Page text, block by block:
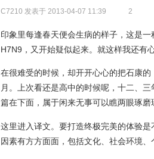
C7210 发表于 2013-04-07 11:39 2
印象里每逢春天便会生病的样子，这是
H7N9，又开始疑似起来。就这样我还有
在很难受的时候，却开开心心的把石康
月。上次看还是高中的时候呢，十二、
篇在下面，属于闲来无事可以瞧两眼琢磨
这里进入译文。要打造终极完美的体验
因素有方方面面，包括文化、社会环境、